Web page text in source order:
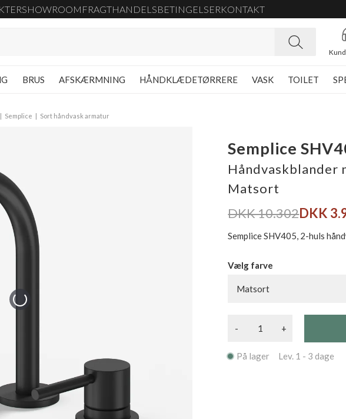
SHOWROOM FRAGTHANDELSBETINGELSERKONTAKT
BRUS AFSKÆRMNING HÅNDKLÆDETØRRERE VASK TOILET
Semplice Sort håndvask armatur
Semplice
Håndvaskblander
Matsort
DKK 10.302DKK
Semplice SHV405, 2-huls
Vælg farve
Matsort
- +
På lager Lev. 1 - 3 dage